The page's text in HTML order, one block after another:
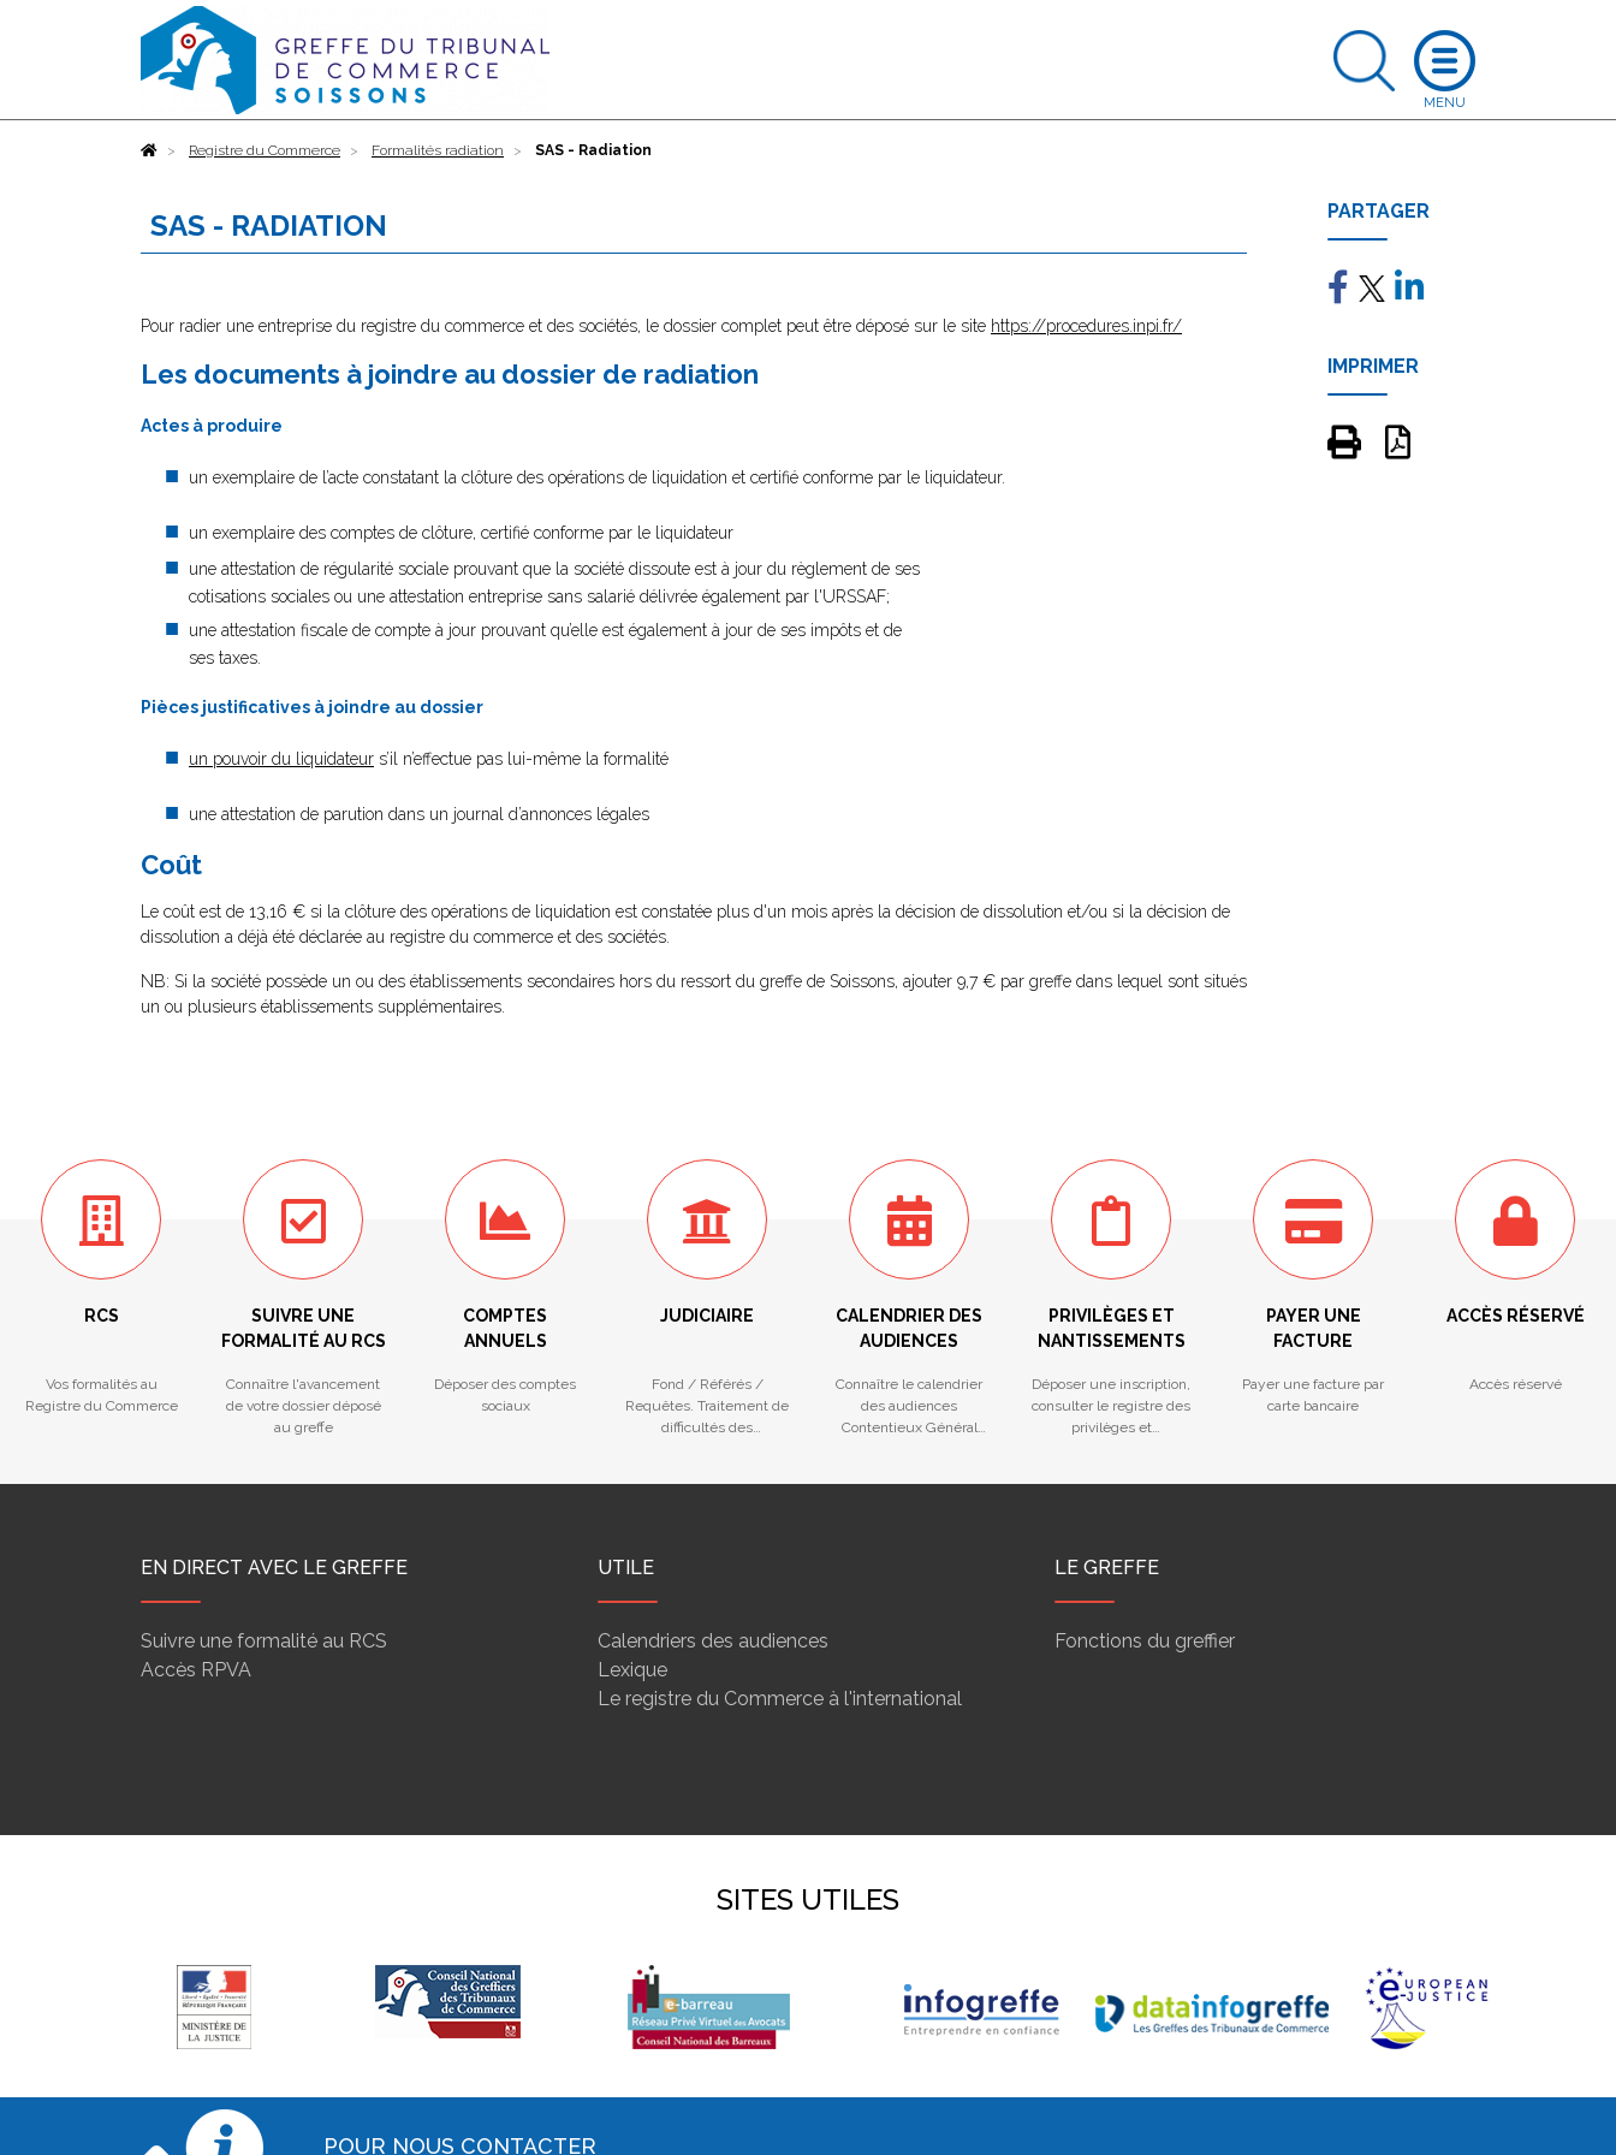
AccueilRegistre du Commerce Formalités radiation SAS - Radiation
SAS - RADIATION
Pour radier une entreprise du registre du commerce et des sociétés, le dossier complet peut être déposé sur le site https://procedures.inpi.fr/
Les documents à joindre au dossier de radiation
Actes à produire
un exemplaire de l’acte constatant la clôture des opérations de liquidation et certifié conforme par le liquidateur.
un exemplaire des comptes de clôture, certifié conforme par le liquidateur
une attestation de régularité sociale prouvant que la société dissoute est à jour du règlement de ses
cotisations sociales ou une attestation entreprise sans salarié délivrée également par l'URSSAF;
une attestation fiscale de compte à jour prouvant qu’elle est également à jour de ses impôts et de
ses taxes
Pièces justificatives à joindre au dossier
un pouvoir du liquidateur s’il n’effectue pas lui-même la formalité
une attestation de parution dans un journal d’annonces légales
Coût
Le coût est de 13,16 € si la clôture des opérations de liquidation est constatée plus d'un mois après la décision de dissolution et/ou si la décision de
dissolution a déjà été déclarée au registre du commerce et des sociétés.
NB: Si la société possède un ou des établissements secondaires hors du ressort du greffe de Soissons, ajouter 9,7 € par greffe dans lequel sont situés
un ou plusieurs établissements supplémentaires.
PARTAGER
IMPRIMER
RCS
Vos formalités au
Registre du Commerce
SUIVRE UNE
FORMALITÉ AU RCS
Connaître l'avancement
de votre dossier déposé
au greffe
COMPTES
ANNUELS
Déposer des comptes
sociaux
JUDICIAIRE
Fond / Référés /
Requêtes. Traitement de
difficultés des
CALENDRIER DES
AUDIENCES
Connaître le calendrier
des audiences
Contentieux Général
PRIVILÈGES ET
NANTISSEMENTS
Déposer une inscription,
consulter le registre des
privilèges et
PAYER UNE
FACTURE
Payer une facture par
carte bancaire
ACCÈS RÉSERVÉ
Accès réservé
EN DIRECT AVEC LE GREFFE
Suivre une formalité au RCS
Accès RPVA
UTILE
Calendriers des audiences
Lexique
Le registre du Commerce à l'international
LE GREFFE
Fonctions du greffier
SITES UTILES
POUR NOUS CONTACTER